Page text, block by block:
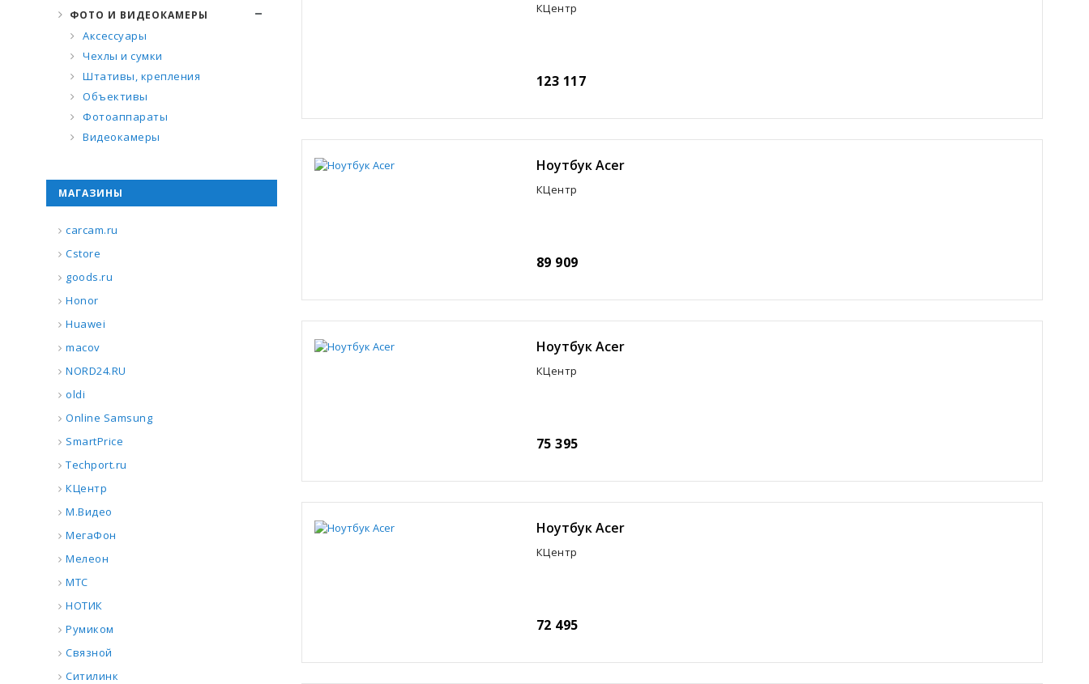
КЦентр
123 117
Ноутбук Acer
КЦентр
89 909
Ноутбук Acer
КЦентр
75 395
Ноутбук Acer
КЦентр
72 495
ФОТО И ВИДЕОКАМЕРЫ
Аксессуары
Чехлы и сумки
Штативы, крепления
Объективы
Фотоаппараты
Видеокамеры
МАГАЗИНЫ
carcam.ru
Cstore
goods.ru
Honor
Huawei
macov
NORD24.RU
oldi
Online Samsung
SmartPrice
Techport.ru
КЦентр
М.Видео
МегаФон
Мелеон
МТС
НОТИК
Румиком
Связной
Ситилинк